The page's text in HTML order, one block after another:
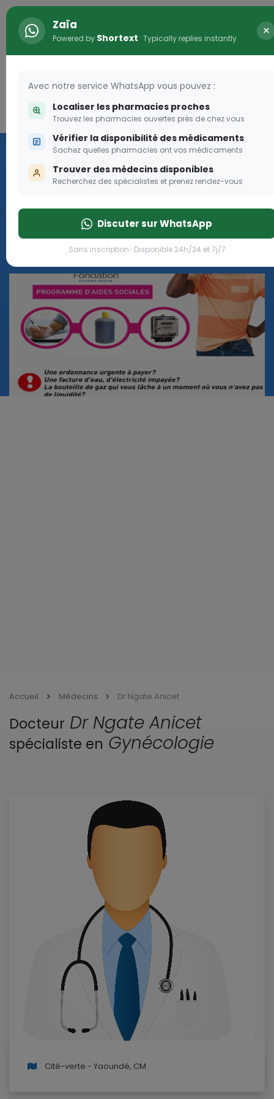
Connexion
Les aides sociales Pharma
Dream
pique!
Accueil Médecins Dr Ngate Anicet
Docteur Dr Ngate Anicet
spécialiste en Gynécologie
Cité-verte - Yaoundé, CM
Zaïa
Powered by Shortext · Typically replies instantly ×
Avec notre service WhatsApp vous pouvez :
Localiser les pharmacies proches
Trouvez les pharmacies ouvertes près de chez vous
Vérifier la disponibilité des médicaments
Sachez quelles pharmacies ont vos médicaments
Trouver des médecins disponibles
Recherchez des spécialistes et prenez rendez-vous
Discuter sur WhatsApp
Sans inscription · Disponible 24h/24 et 7j/7